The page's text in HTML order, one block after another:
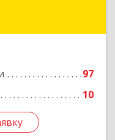
97
10
Комсомольск-на-